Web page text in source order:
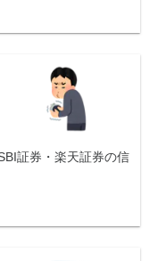
証券・楽天証券の信